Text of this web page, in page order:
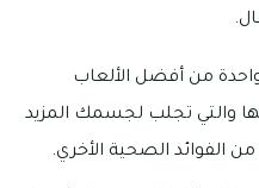
واحدة من أفضل الألعاب
والتي تجلب لجسمك المزيد
الفوائد الصحية الأخري.